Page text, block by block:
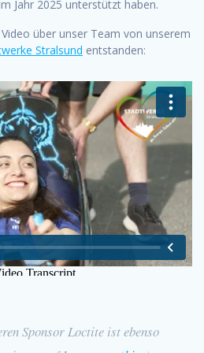
Jahr 2025 unterstützt haben.
über unser Team von unserem
Stralsund entstanden:
Sponsor Loctite ist ebenso